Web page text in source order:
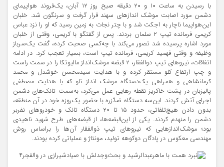
با رسیدن به ساعت ۱۰ و ۲۰ دقیقه صبح روز ۱۲ آبان، یک‌فروند هواپیمای
دشمن مورد اصابت موشک اندازهای سهند قرار گرفت و سرنگون شد. خلبان
این‌هواپیما ناچار به اجکت شد و با چتر نجات به زمین رسید که او را نزد عباس
کریمی فرمانده تیپ ۲ سلمان بردند. پس از گفتگو با کریمی، وقتی از خلبان
مورد اشاره پرسیده شد تصور می‌کند با چه‌کسی صحبت کرده، گفت یک‌سرباز
وظیفه و وقتی فهمید کریمی، فرمانده تیپ است، بسیار تعجب کرد. در ادامه
اتفاقات، نیروهای تیپ دوالفقار، ۲ قبضه موشک‌انداز مالیوتکا را در سمت راست
و چپ ارتفاع کلو مستقر کرده و با هدایت سیدمحسن خوشدل و محمد
کرمانشاهی و همراهی یک‌دستگاه موشک انداز تاو که با هدایت مصطفی
پالیزبان در پشت خاکریز نقطه رهایی عمل می‌کرد، به‌سمت تانک‌های دشمن
اجرای آتش کردند. این‌سه دستگاه ضدّزره با حضور یک‌روزه خود در آن منطقه،
بدون دادن هیچ‌تلفاتی، حدود ۱۵ تا ۲۰ دستگاه تانک و خودروهای نفربر
دشمن را منهدم کردند. یکی از این‌قبضه‌ها، از قبضه‌های طرح شهید ناهیدی
بود؛ موشک‌اندازهایی که نیروهای تیپ ذوالفقار آن‌ها را براساس روش
مهندسی معکوس در پادگان دوکوهه تولید، مونتاژ و عملیاتی کرده بودند.